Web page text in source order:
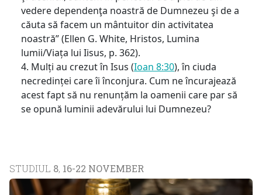
vedere dependenţa noastră de Dumnezeu şi de a
căuta să facem un mântuitor din activitatea
noastră” (Ellen G. White, Hristos, Lumina
lumii/Viața lui Iisus, p. 362).
4. Mulți au crezut în Isus (Ioan 8:30), în ciuda
necredinței care îi înconjura. Cum ne încurajează
acest fapt să nu renunțăm la oamenii care par să
se opună luminii adevărului lui Dumnezeu?
STUDIUL 8, 16-22 NOVEMBER